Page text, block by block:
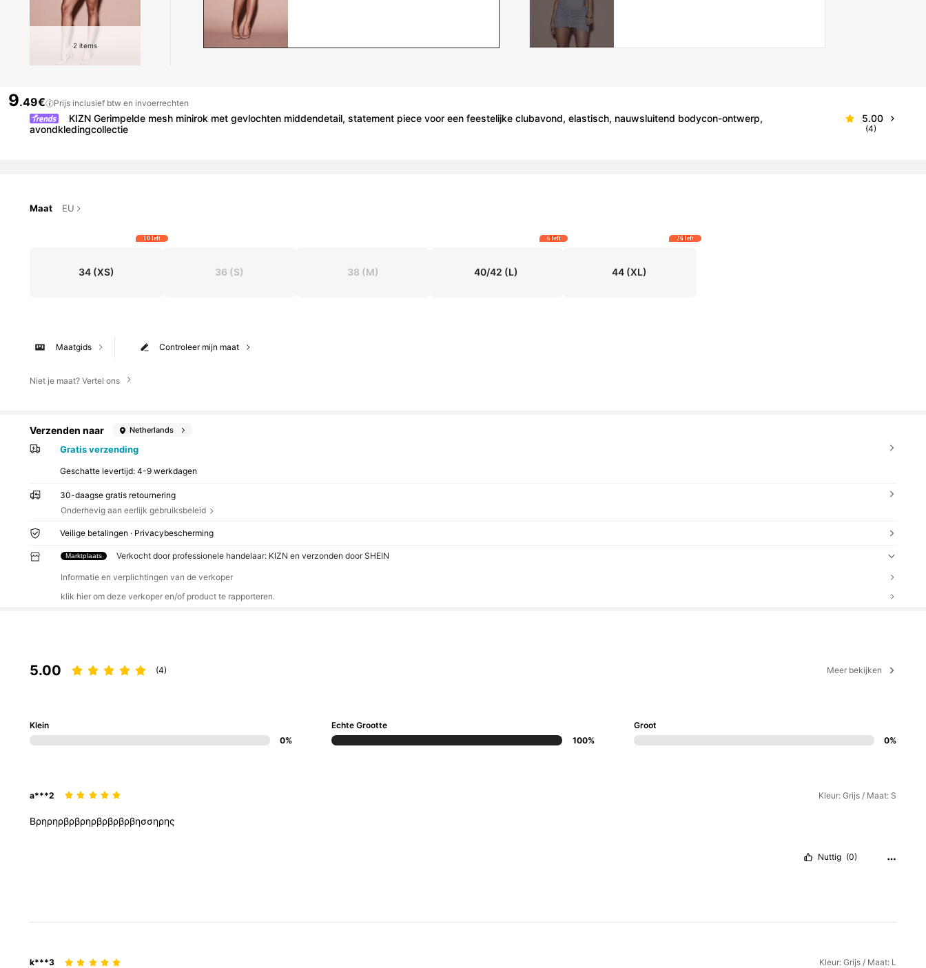
2 items
9.49€ Prijs inclusief btw en invoerrechten
KIZN Gerimpelde mesh minirok met gevlochten middendetail, statement piece voor een feestelijke clubavond, elastisch, nauwsluitend bodycon-ontwerp,
avondkledingcollectie
5.00
(4)
Maat EU
34(XS)
10 left
36 (S) 38 (M) 40/42 (L)
6 left
44 (XL)
26 left
Controleer mijn maat
Maatgids
Niet je maat? Vertel ons
Verzenden naar Netherlands
Gratis verzending
Geschatte levertijd:4-9 werkdagen
30-daagse gratis retournering
Onderhevig aan eerlijk gebruiksbeleid
Veilige betalingen · Privacybescherming
Marktplaats Verkocht door professionele handelaar: KIZN en verzonden door SHEIN
Informatie en verplichtingen van de verkoper
klik hier om deze verkoper en/of product te rapporteren.
5.00 (4) Meer bekijken
Klein
0%
Echte Grootte
100%
Groot
0%
a***2 Kleur: Grijs / Maat: S
Βρηρηρβρβρηρβρβρβρβησσηρης
Nuttig (0)
k***3 Kleur: Grijs / Maat: L